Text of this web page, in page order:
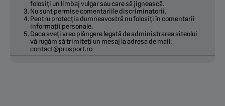
folosiți un limbaj vulgar sau care să jignească.
Nu sunt permise comentariile discriminatorii.
Pentru protecția dumneavostră nu folosiți în comentarii
informații personale.
Daca aveți vreo plângere legată de administrarea siteului
vă rugăm să trimiteți un mesaj la adresa de mail:
contact@prosport.ro